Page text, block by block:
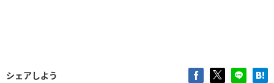
シェアしよう